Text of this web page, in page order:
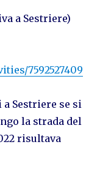
a Sestriere)
7592527409
a Sestriere se si
la strada del
risultava